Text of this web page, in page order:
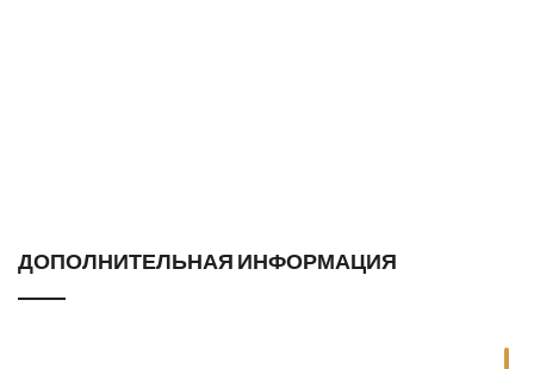
ДОПОЛНИТЕЛЬНАЯ ИНФОРМАЦИЯ